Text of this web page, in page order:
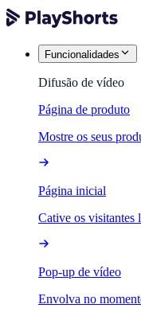
Funcionalidades
Difusão de vídeo
Página de produto
Mostre os seus
Página inicial
Cative os visitantes
Pop-up de vídeo
Envolva no